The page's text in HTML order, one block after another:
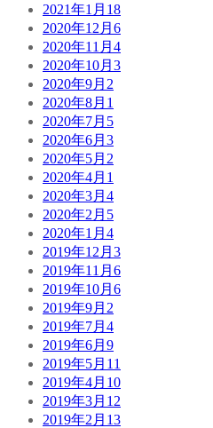
2021年1月 18
2020年12月 6
2020年11月 4
2020年10月 3
2020年9月 2
2020年8月 1
2020年7月 5
2020年6月 3
2020年5月 2
2020年4月 1
2020年3月 4
2020年2月 5
2020年1月 4
2019年12月 3
2019年11月 6
2019年10月 6
2019年9月 2
2019年7月 4
2019年6月 9
2019年5月 11
2019年4月 10
2019年3月 12
2019年2月 13